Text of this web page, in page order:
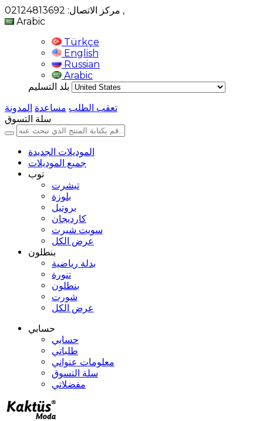
,
Arabic
Türkçe
English
Russian
Arabic
بلد التسليم
تعقب الطلب مساعدة المدونة
سلة التسوق
الموديلات الجديدة
جميع الموديلات
توب
تيشرت
بلوزة
بروتيل
كارديجان
سويت شيرت
عرض الكل
بنطلون
بدلة رياضية
تنورة
بنطلون
شورت
عرض الكل
حسابي
حسابي
طلباتي
معلومات عنواني
سلة التسوق
مفضلاتي